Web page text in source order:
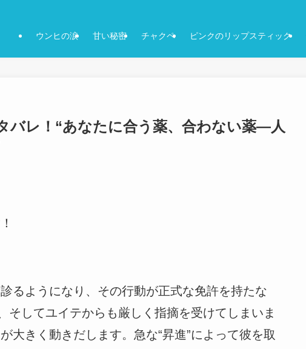
ウンヒの涙 甘い秘密 チャクペ ピンクのリップスティック
バレ！“あなたに合う薬、合わない薬―人
るようになり、その行動が正式な免許を持たな
そしてユイテからも厳しく指摘を受けてしまいま
大きく動きだします。急な“昇進”によって彼を取